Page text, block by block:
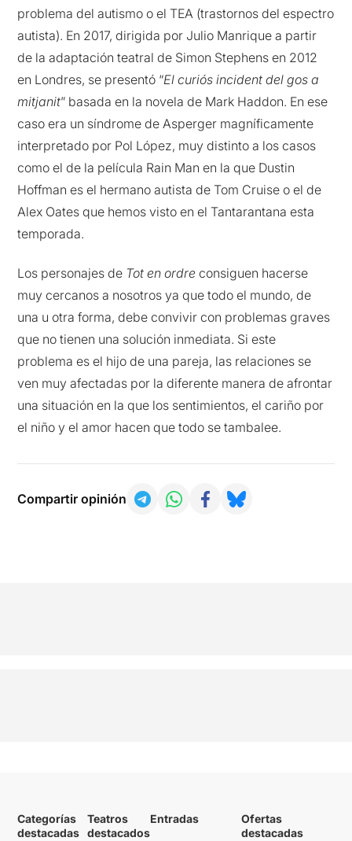
problema del autismo o el TEA (trastornos del espectro
autista). En 2017, dirigida por Julio Manrique a partir
de la adaptación teatral de Simon Stephens en 2012
en Londres, se presentó “El curiós incident del gos a
mitjanit” basada en la novela de Mark Haddon. En ese
caso era un síndrome de Asperger magníficamente
interpretado por Pol López, muy distinto a los casos
como el de la película Rain Man en la que Dustin
Hoffman es el hermano autista de Tom Cruise o el de
Alex Oates que hemos visto en el Tantarantana esta
temporada.
Los personajes de Tot en ordre consiguen hacerse
muy cercanos a nosotros ya que todo el mundo, de
una u otra forma, debe convivir con problemas graves
que no tienen una solución inmediata. Si este
problema es el hijo de una pareja, las relaciones se
ven muy afectadas por la diferente manera de afrontar
una situación en la que los sentimientos, el cariño por
el niño y el amor hacen que todo se tambalee.
Compartir opinión
Categorías
destacadas
Teatros
destacados
Entradas
Ofertas
destacadas